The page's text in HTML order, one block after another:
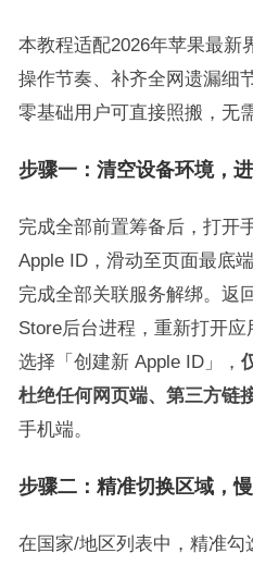
本教程适配2026年苹果最新
操作节奏、补齐全网遗漏细
零基础用户可直接照搬，无
步骤一：清空设备环境，
完成全部前置筹备后，打开
Apple ID，滑动至页面最底
完成全部关联服务解绑。返
Store后台进程，重新打开应
选择「创建新 Apple ID」，
杜绝任何网页端、第三方链
手机端。
步骤二：精准切换区域，
在国家/地区列表中，精准勾